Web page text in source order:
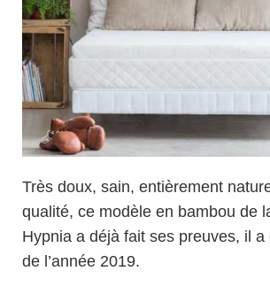
Très doux, sain, entièrement
qualité, ce modèle en bambou de
Hypnia a déjà fait ses preuves, il
de l’année 2019.